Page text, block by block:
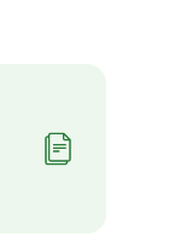
PDF -